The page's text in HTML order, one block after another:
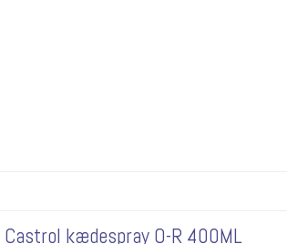
Castrol kædespray O-R 400ML